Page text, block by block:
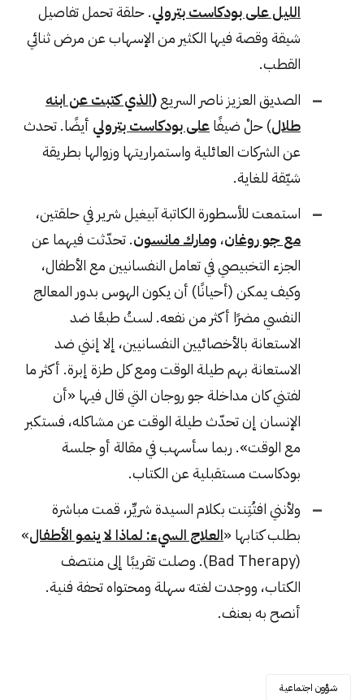
الليل على بودكاست بترولي. حلقة تحمل تفاصيل
شيقة وقصة فيها الكثير من الإسهاب عن مرض ثنائي
القطب.
الصديق العزيز ناصر السريع(الذي كتبت عن ابنه
طلال) حلْ ضيفًاعلى بودكاست بترولي أيضًا. تحدث
عن الشركات العائلية واستمراريتها وزوالها بطريقة
شيّقة للغاية.
استمعت للأسطورة الكاتبة آبيغيل شرير في حلقتين،
مع جو روغان، ومارك مانسون. تحدّثت فيهما عن
الجزء التخبيصي في تعامل النفسانيين مع الأطفال،
وكيف يمكن (أحيانًا) أن يكون الهوس بدور المعالج
النفسي مضرًا أكثر من نفعه. لستُ طبعًا ضد
الاستعانة بالأخصائيين النفسانيين، إلا إنني ضد
الاستعانة بهم طيلة الوقت ومع كل طزة إبرة. أكثر ما
لفتني كان مداخلة جو روجان التي قال فيها «أن
الإنسان إن تحدّث طيلة الوقت عن مشاكله، فستكبر
مع الوقت». ربما سأسهب في مقالة أو جلسة
بودكاست مستقبلية عن الكتاب.
ولأنني افتُتِنت بكلام السيدة شريِّر، قمت مباشرة
بطلب كتابها «العلاج السيء: لماذا لا ينمو الأطفال»
(Bad Therapy). وصلت تقريبًا إلى منتصف
الكتاب، ووجدت لغته سهلة ومحتواه تحفة فنية.
أنصح به بعنف.
شؤون اجتماعية